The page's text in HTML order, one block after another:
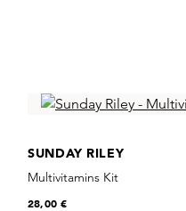
SUNDAY RILEY
Multivitamins Kit
28,00 €